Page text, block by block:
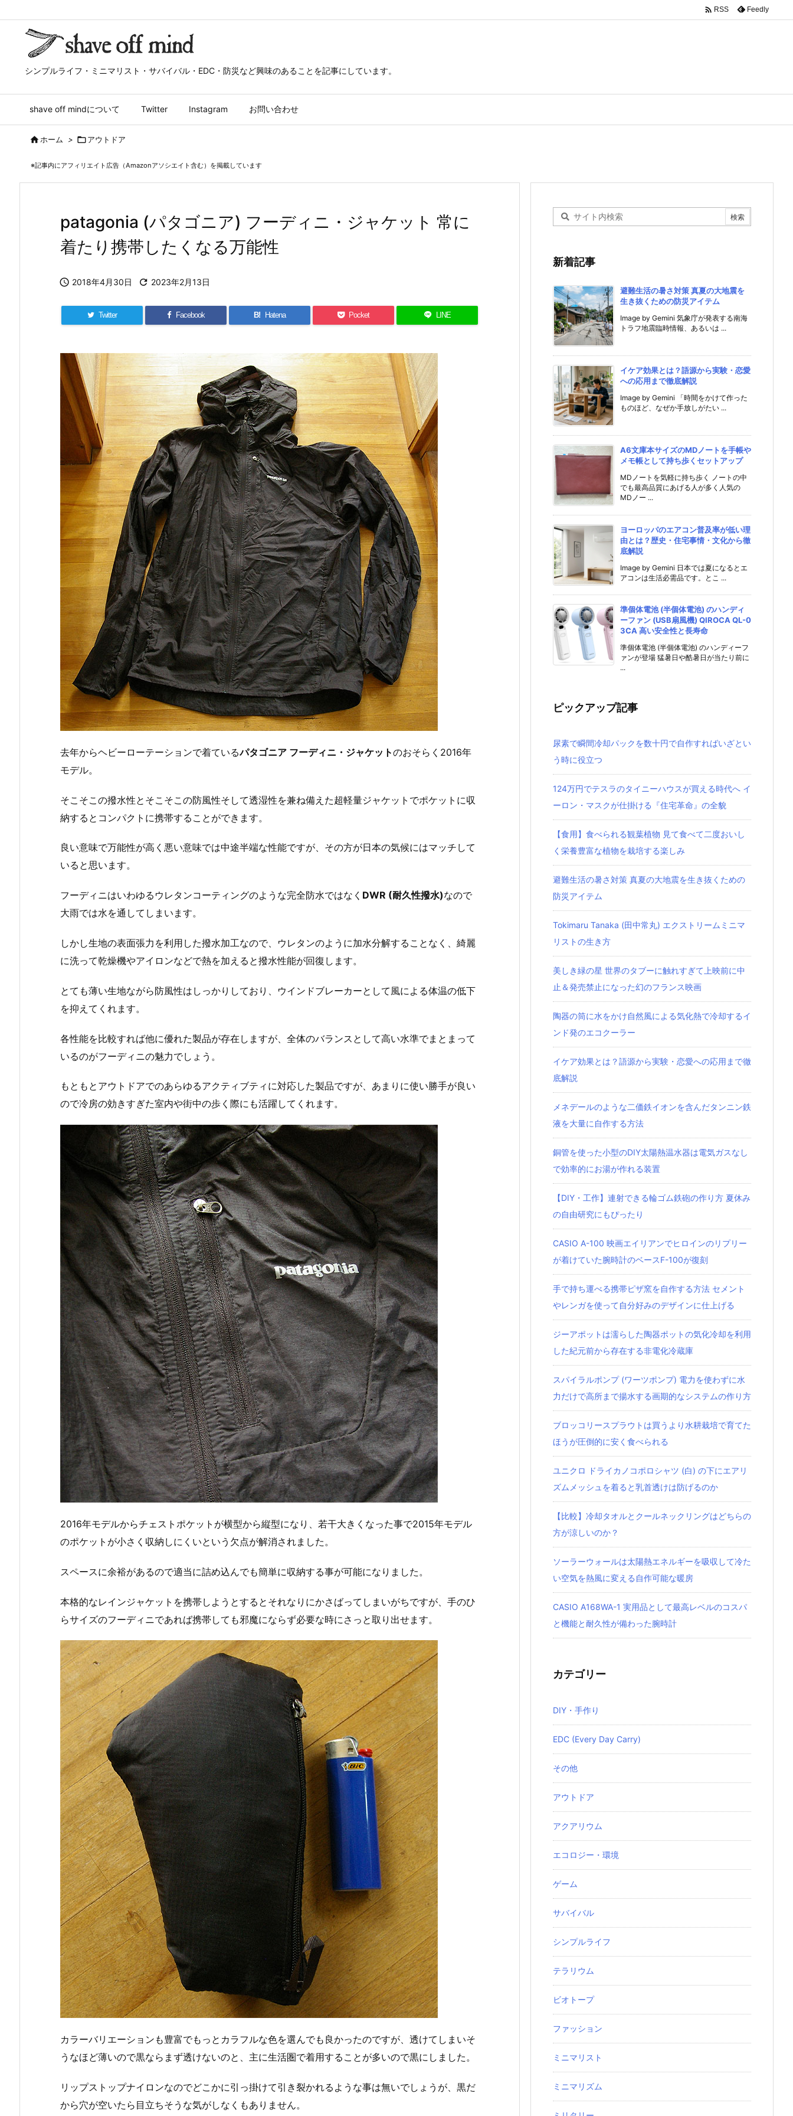
シンプルライフ・ミニマリスト・サバイバル・EDC・防災など興味のあることを記事にしています。
shave off mindについて Twitter Instagram お問い合わせ
 RSS Feedly
ホーム > アウトドア
※記事内にアフィリエイト広告（Amazonアソシエイト含む）を掲載しています
patagonia (パタゴニア) フーディニ・ジャケット 常に
着たり携帯したくなる万能性
 2018年4月30日  2023年2月13日
Twitter Facebook B! Hatena Pocket LINE
去年からヘビーローテーションで着ているパタゴニア フーディニ・ジャケットのおそらく2016年
モデル。
そこそこの撥水性とそこそこの防風性そして透湿性を兼ね備えた超軽量ジャケットでポケットに収
納するとコンパクトに携帯することができます。
良い意味で万能性が高く悪い意味では中途半端な性能ですが、その方が日本の気候にはマッチして
いると思います。
フーディニはいわゆるウレタンコーティングのような完全防水ではなく DWR (耐久性撥水)なので
大雨では水を通してしまいます。
しかし生地の表面張力を利用した撥水加工なので、ウレタンのように加水分解することなく、綺麗
に洗って乾燥機やアイロンなどで熱を加えると撥水性能が回復します。
とても薄い生地ながら防風性はしっかりしており、ウインドブレーカーとして風による体温の低下
を抑えてくれます。
各性能を比較すれば他に優れた製品が存在しますが、全体のバランスとして高い水準でまとまって
いるのがフーディニの魅力でしょう。
もともとアウトドアでのあらゆるアクティブティに対応した製品ですが、あまりに使い勝手が良い
ので冷房の効きすぎた室内や街中の歩く際にも活躍してくれます。
2016年モデルからチェストポケットが横型から縦型になり、若干大きくなった事で2015年モデル
のポケットが小さく収納しにくいという欠点が解消されました。
スペースに余裕があるので適当に詰め込んでも簡単に収納する事が可能になりました。
本格的なレインジャケットを携帯しようとするとそれなりにかさばってしまいがちですが、手のひ
らサイズのフーディニであれば携帯しても邪魔にならず必要な時にさっと取り出せます。
カラーバリエーションも豊富でもっとカラフルな色を選んでも良かったのですが、透けてしまいそ
うなほど薄いので黒ならまず透けないのと、主に生活圏で着用することが多いので黒にしました。
リップストップナイロンなのでどこかに引っ掛けて引き裂かれるような事は無いでしょうが、黒だ
から穴が空いたら目立ちそうな気がしなくもありません。
新着記事
避難生活の暑さ対策 真夏の大地震を
生き抜くための防災アイテム
Image by Gemini 気象庁が発表する南海
トラフ地震臨時情報、あるいは ...
イケア効果とは？語源から実験・恋愛
への応用まで徹底解説
Image by Gemini 「時間をかけて作った
ものほど、なぜか手放しがたい ...
A6文庫本サイズのMDノートを手帳や
メモ帳として持ち歩くセットアップ
MDノートを気軽に持ち歩く ノートの中
でも最高品質にあげる人が多く人気の
MDノー ...
ヨーロッパのエアコン普及率が低い理
由とは？歴史・住宅事情・文化から徹
底解説
Image by Gemini 日本では夏になるとエ
アコンは生活必需品です。とこ ...
準個体電池 (半個体電池) のハンディ
ーファン (USB扇風機) QIROCA QL-0
3CA 高い安全性と長寿命
準個体電池 (半個体電池) のハンディーフ
ァンが登場 猛暑日や酷暑日が当たり前に
...
ピックアップ記事
尿素で瞬間冷却パックを数十円で自作すればいざとい
う時に役立つ
124万円でテスラのタイニーハウスが買える時代へ イ
ーロン・マスクが仕掛ける『住宅革命』の全貌
【食用】食べられる観葉植物 見て食べて二度おいし
く栄養豊富な植物を栽培する楽しみ
避難生活の暑さ対策 真夏の大地震を生き抜くための
防災アイテム
Tokimaru Tanaka (田中常丸) エクストリームミニマ
リストの生き方
美しき緑の星 世界のタブーに触れすぎて上映前に中
止＆発売禁止になった幻のフランス映画
陶器の筒に水をかけ自然風による気化熱で冷却するイ
ンド発のエコクーラー
イケア効果とは？語源から実験・恋愛への応用まで徹
底解説
メネデールのような二価鉄イオンを含んだタンニン鉄
液を大量に自作する方法
銅管を使った小型のDIY太陽熱温水器は電気ガスなし
で効率的にお湯が作れる装置
【DIY・工作】連射できる輪ゴム鉄砲の作り方 夏休み
の自由研究にもぴったり
CASIO A-100 映画エイリアンでヒロインのリプリー
が着けていた腕時計のベースF-100が復刻
手で持ち運べる携帯ピザ窯を自作する方法 セメント
やレンガを使って自分好みのデザインに仕上げる
ジーアポットは濡らした陶器ポットの気化冷却を利用
した紀元前から存在する非電化冷蔵庫
スパイラルポンプ (ワーツポンプ) 電力を使わずに水
力だけで高所まで揚水する画期的なシステムの作り方
ブロッコリースプラウトは買うより水耕栽培で育てた
ほうが圧倒的に安く食べられる
ユニクロ ドライカノコポロシャツ‎ (白) の下にエアリ
ズムメッシュを着ると乳首透けは防げるのか
【比較】冷却タオルとクールネックリングはどちらの
方が涼しいのか？
ソーラーウォールは太陽熱エネルギーを吸収して冷た
い空気を熱風に変える自作可能な暖房
CASIO A168WA-1 実用品として最高レベルのコスパ
と機能と耐久性が備わった腕時計
カテゴリー
DIY・手作り
EDC (Every Day Carry)
その他
アウトドア
アクアリウム
エコロジー・環境
ゲーム
サバイバル
シンプルライフ
テラリウム
ビオトープ
ファッション
ミニマリスト
ミニマリズム